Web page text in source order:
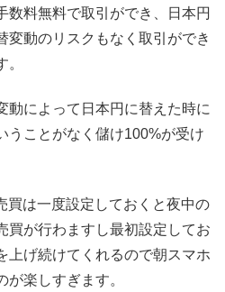
数料無料で取引ができ、日本円
変動のリスクもなく取引ができ
動によって日本円に替えた時に
うことがなく儲け100%が受け
買は一度設定しておくと夜中の
買が行わますし最初設定してお
上げ続けてくれるので朝スマホ
楽しすぎます。